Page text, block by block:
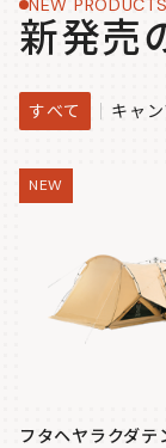
NEW PRODUCTS
新発売
すべて キャ
NEW
フタヘヤラクダテ